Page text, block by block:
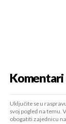
Komentari
Uključite se u
svoj pogled na temu.
obogatiti zajednicu